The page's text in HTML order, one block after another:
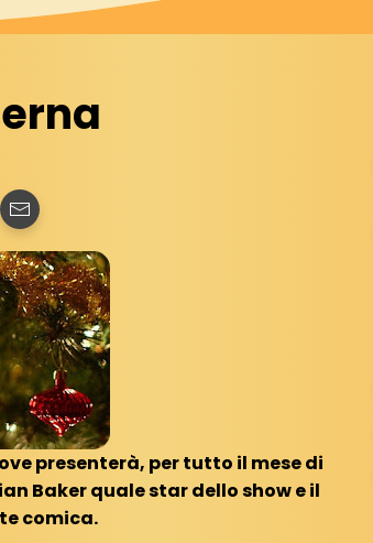
presenterà, per tutto il mese di
Baker quale star dello show e il
comica.